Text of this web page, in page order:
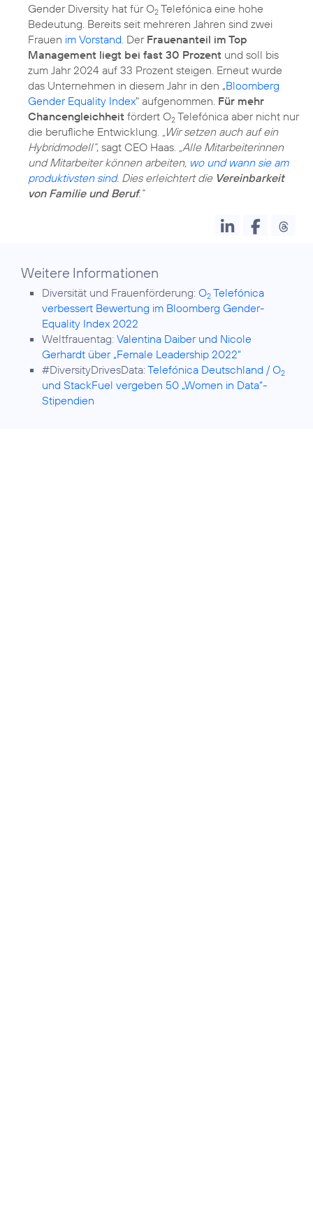
Gender Diversity hat für O2 Telefónica eine hohe
Bedeutung. Bereits seit mehreren Jahren sind zwei
Frauen im Vorstand . Der Frauenanteil im Top
Management liegt bei fast 30 Prozent und soll bis
zum Jahr 2024 auf 33 Prozent steigen. Erneut wurde
das Unternehmen in diesem Jahr in den „Bloomberg
Gender Equality Index" aufgenommen. Für mehr
Chancengleichheit fördert O2 Telefónica aber nicht nur
die berufliche Entwicklung.
„Wir setzen auch auf ein
Hybridmodell“, sagt CEO Haas.
„Alle Mitarbeiterinnen
und Mitarbeiter können arbeiten, wo und wann sie am
produktivsten sind. Dies erleichtert die Vereinbarkeit
von Familie und Beruf.“
Weitere Informationen
Diversität und Frauenförderung: O2 Telefónica
verbessert Bewertung im Bloomberg Gender-
Equality Index 2022
Weltfrauentag: Valentina Daiber und Nicole
Gerhardt über „Female Leadership 2022“
#DiversityDrivesData:Telefónica Deutschland / O2
und StackFuel vergeben 50 „Women in Data“-
Stipendien